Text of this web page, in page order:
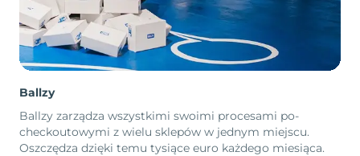
Ballzy
Ballzy zarządza wszystkimi swoimi procesami po-
checkoutowymi z wielu sklepów w jednym miejscu.
Oszczędza dzięki temu tysiące euro każdego miesiąca.